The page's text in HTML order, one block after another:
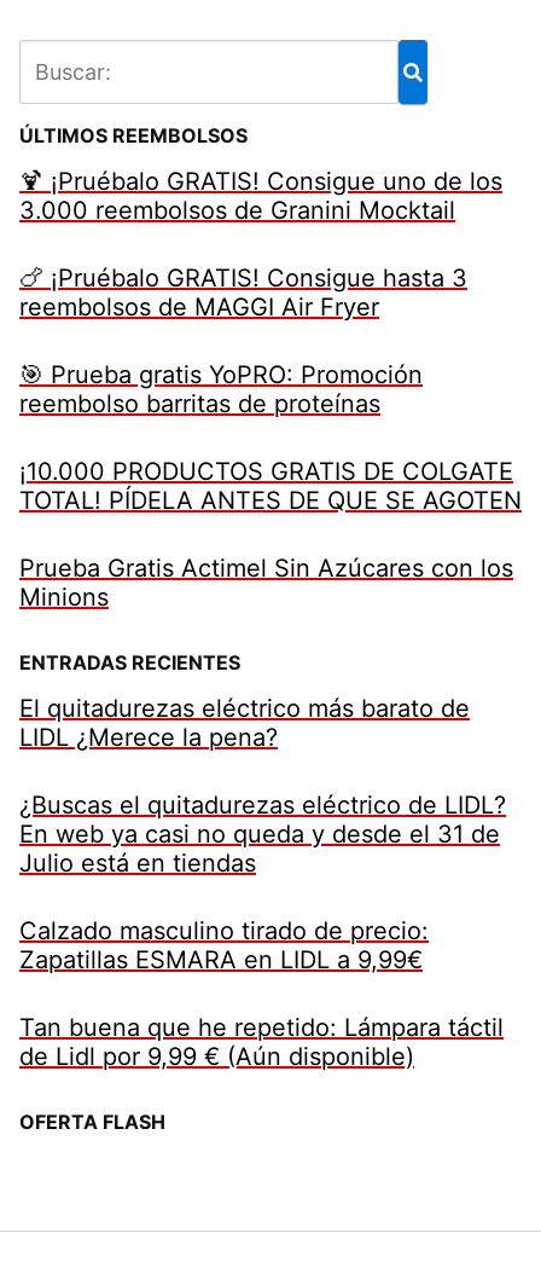
ÚLTIMOS REEMBOLSOS
🍹 ¡Pruébalo GRATIS! Consigue uno de los
3.000 reembolsos de Granini Mocktail
🍗 ¡Pruébalo GRATIS! Consigue hasta 3
reembolsos de MAGGI Air Fryer
🎯 Prueba gratis YoPRO: Promoción
reembolso barritas de proteínas
¡10.000 PRODUCTOS GRATIS DE COLGATE
TOTAL! PÍDELA ANTES DE QUE SE AGOTEN
Prueba Gratis Actimel Sin Azúcares con los
Minions
ENTRADAS RECIENTES
El quitadurezas eléctrico más barato de
LIDL ¿Merece la pena?
¿Buscas el quitadurezas eléctrico de LIDL?
En web ya casi no queda y desde el 31 de
Julio está en tiendas
Calzado masculino tirado de precio:
Zapatillas ESMARA en LIDL a 9,99€
Tan buena que he repetido: Lámpara táctil
de Lidl por 9,99 € (Aún disponible)
OFERTA FLASH